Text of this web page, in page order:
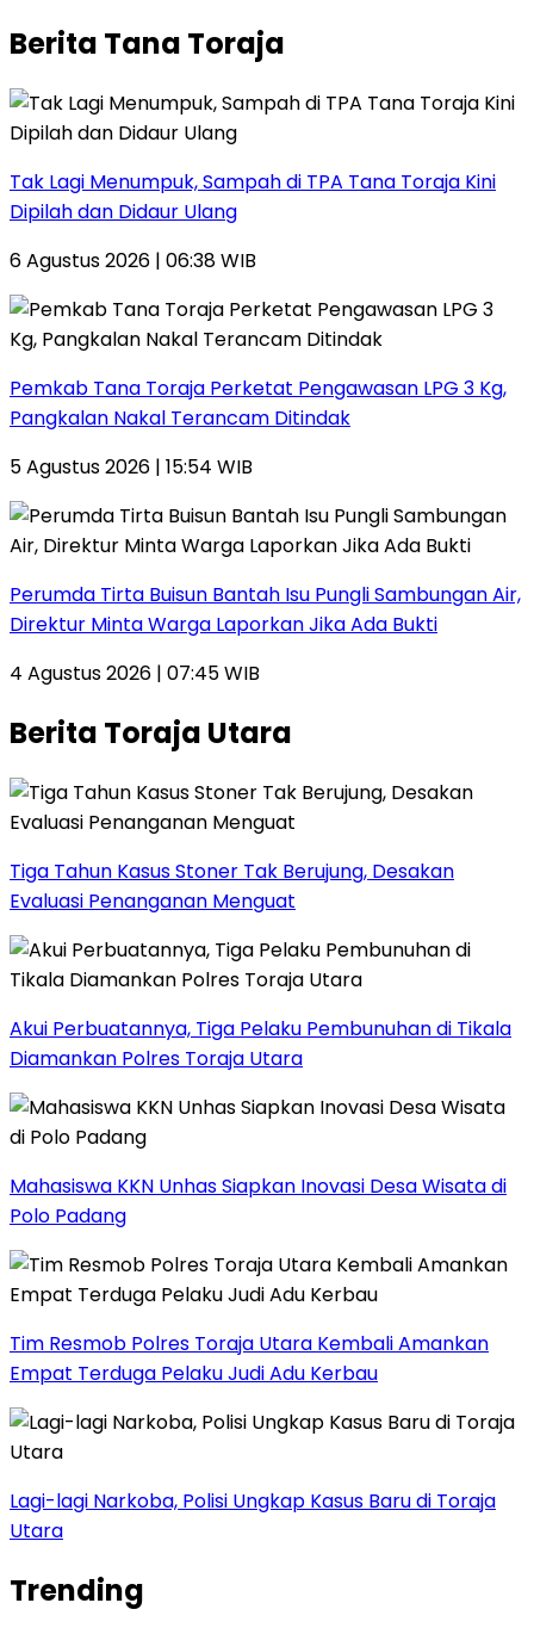
Berita Tana Toraja
Tak Lagi Menumpuk, Sampah di TPA Tana Toraja Kini
Dipilah dan Didaur Ulang
6 Agustus 2026 | 06:38 WIB
Pemkab Tana Toraja Perketat Pengawasan LPG 3 Kg,
Pangkalan Nakal Terancam Ditindak
5 Agustus 2026 | 15:54 WIB
Perumda Tirta Buisun Bantah Isu Pungli Sambungan Air,
Direktur Minta Warga Laporkan Jika Ada Bukti
4 Agustus 2026 | 07:45 WIB
Berita Toraja Utara
Tiga Tahun Kasus Stoner Tak Berujung, Desakan
Evaluasi Penanganan Menguat
Akui Perbuatannya, Tiga Pelaku Pembunuhan di Tikala
Diamankan Polres Toraja Utara
Mahasiswa KKN Unhas Siapkan Inovasi Desa Wisata di
Polo Padang
Tim Resmob Polres Toraja Utara Kembali Amankan
Empat Terduga Pelaku Judi Adu Kerbau
Lagi-lagi Narkoba, Polisi Ungkap Kasus Baru di Toraja
Utara
Trending